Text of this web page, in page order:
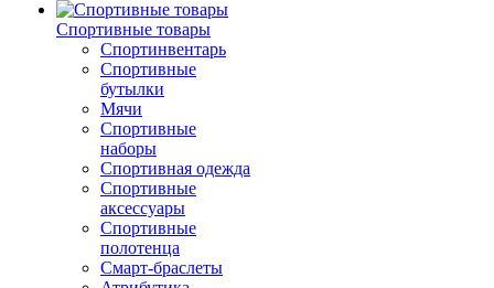
Спортивные товары
Спортинвентарь
Спортивные
бутылки
Мячи
Спортивные
наборы
Спортивная одежда
Спортивные
аксессуары
Спортивные
полотенца
Смарт-браслеты